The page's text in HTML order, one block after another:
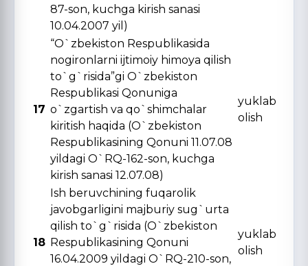
87-son, kuchga kirish sanasi
10.04.2007 yil)
17
“O`zbekiston Respublikasida
nogironlarni ijtimoiy himoya qilish
to`g`risida”gi O`zbekiston
Respublikasi Qonuniga
o`zgartish va qo`shimchalar
kiritish haqida (O`zbekiston
Respublikasining Qonuni 11.07.08
yildagi O`RQ-162-son, kuchga
kirish sanasi 12.07.08)
yuklab
olish
18
Ish beruvchining fuqarolik
javobgarligini majburiy sug`urta
qilish to`g`risida (O`zbekiston
Respublikasining Qonuni
16.04.2009 yildagi O`RQ-210-son,
yuklab
olish